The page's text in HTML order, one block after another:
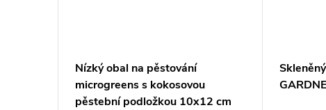
Nízký obal na pěstování
microgreens s kokosovou
pěstební podložkou 10x12 cm